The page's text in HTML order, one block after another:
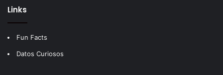
Links
Fun Facts
Datos Curiosos